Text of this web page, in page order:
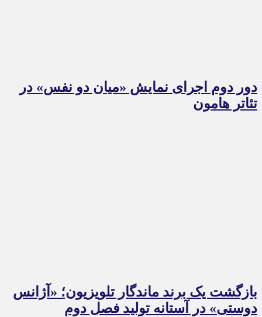
دور دوم اجرای نمایش «میان دو نفس» در
تئاتر هامون
بازگشت یک برند ماندگار تلویزیون؛ «آژانس
دوستی» در آستانه تولید فصل دوم